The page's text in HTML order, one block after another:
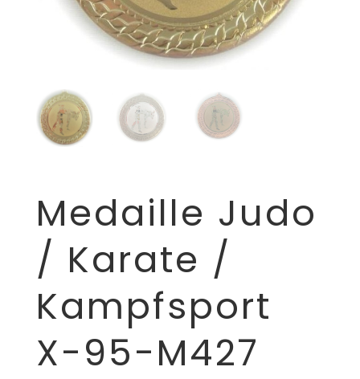
Medaille Judo
/ Karate /
Kampfsport
X-95-M427